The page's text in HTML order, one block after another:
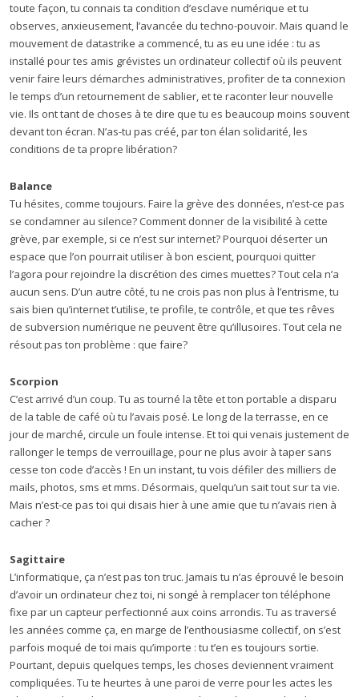
toute façon, tu connais ta condition d’esclave numérique et tu
observes, anxieusement, l’avancée du techno-pouvoir. Mais quand le
mouvement de datastrike a commencé, tu as eu une idée : tu as
installé pour tes amis grévistes un ordinateur collectif où ils peuvent
venir faire leurs démarches administratives, profiter de ta connexion
le temps d’un retournement de sablier, et te raconter leur nouvelle
vie. Ils ont tant de choses à te dire que tu es beaucoup moins souvent
devant ton écran. N’as-tu pas créé, par ton élan solidarité, les
conditions de ta propre libération?
Balance
Tu hésites, comme toujours. Faire la grève des données, n’est-ce pas
se condamner au silence? Comment donner de la visibilité à cette
grève, par exemple, si ce n’est sur internet? Pourquoi déserter un
espace que l’on pourrait utiliser à bon escient, pourquoi quitter
l’agora pour rejoindre la discrétion des cimes muettes? Tout cela n’a
aucun sens. D’un autre côté, tu ne crois pas non plus à l’entrisme, tu
sais bien qu’internet t’utilise, te profile, te contrôle, et que tes rêves
de subversion numérique ne peuvent être qu’illusoires. Tout cela ne
résout pas ton problème : que faire?
Scorpion
C’est arrivé d’un coup. Tu as tourné la tête et ton portable a disparu
de la table de café où tu l’avais posé. Le long de la terrasse, en ce
jour de marché, circule un foule intense. Et toi qui venais justement de
rallonger le temps de verrouillage, pour ne plus avoir à taper sans
cesse ton code d’accès ! En un instant, tu vois défiler des milliers de
mails, photos, sms et mms. Désormais, quelqu’un sait tout sur ta vie.
Mais n’est-ce pas toi qui disais hier à une amie que tu n’avais rien à
cacher ?
Sagittaire
L’informatique, ça n’est pas ton truc. Jamais tu n’as éprouvé le besoin
d’avoir un ordinateur chez toi, ni songé à remplacer ton téléphone
fixe par un capteur perfectionné aux coins arrondis. Tu as traversé
les années comme ça, en marge de l’enthousiasme collectif, on s’est
parfois moqué de toi mais qu’importe : tu t’en es toujours sortie.
Pourtant, depuis quelques temps, les choses deviennent vraiment
compliquées. Tu te heurtes à une paroi de verre pour les actes les